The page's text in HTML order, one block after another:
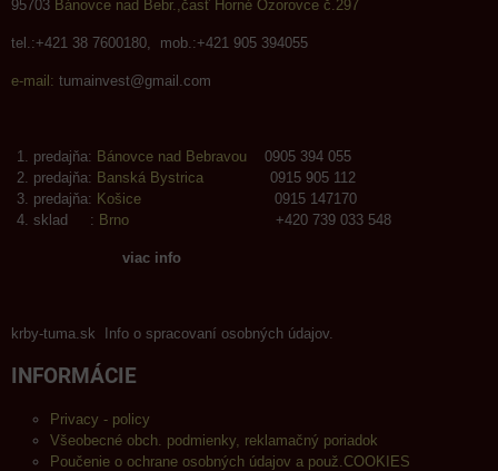
95703 Bánovce nad Bebr.,časť Horné Ozorovce č.297
tel.:+421 38 7600180, mob.:+421 905 394055
e-mail: tumainvest@gmail.com
predajňa: Bánovce nad Bebravou 0905 394 055
predajňa: Banská Bystrica 0915 905 112
predajňa: Košice 0915 147170
sklad : Brno +420 739 033 548
viac info
krby-tuma.sk Info o spracovaní osobných údajov.
INFORMÁCIE
Privacy - policy
Všeobecné obch. podmienky, reklamačný poriadok
Poučenie o ochrane osobných údajov a použ.COOKIES